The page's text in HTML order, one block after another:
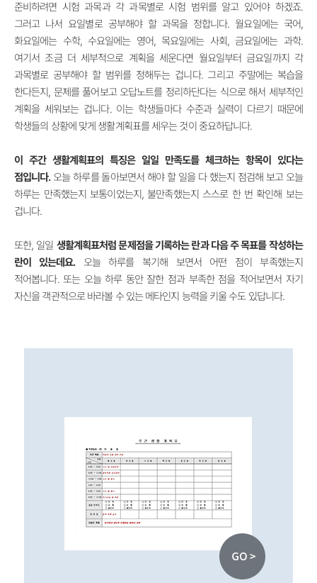
준비하려면 시험 과목과 각 과목별로 시험 범위를 알고 있어야 하겠죠.
그러고 나서 요일별로 공부해야 할 과목을 정합니다. 월요일에는 국어,
화요일에는 수학, 수요일에는 영어, 목요일에는 사회, 금요일에는 과학.
여기서 조금 더 세부적으로 계획을 세운다면 월요일부터 금요일까지 각
과목별로 공부해야 할 범위를 정해두는 겁니다. 그리고 주말에는 복습을
한다든지, 문제를 풀어보고 오답노트를 정리하단다는 식으로 해서 세부적인
계획을 세워보는 겁니다. 이는 학생들마다 수준과 실력이 다르기 때문에
학생들의 상황에 맞게 생활계획표를 세우는 것이 중요하답니다.
이 주간 생활계획표의 특징은 일일 만족도를 체크하는 항목이 있다는
점입니다.오늘 하루를 돌아보면서 해야 할 일을 다 했는지 점검해 보고 오늘
하루는 만족했는지 보통이었는지, 불만족했는지 스스로 한 번 확인해 보는
겁니다.
또한, 일일 생활계획표처럼 문제점을 기록하는 란과 다음 주 목표를 작성하는
란이 있는데요.오늘 하루를 복기해 보면서 어떤 점이 부족했는지
적어봅니다. 또는 오늘 하루 동안 잘한 점과 부족한 점을 적어보면서 자기
자신을 객관적으로 바라볼 수 있는 메타인지 능력을 키울 수도 있답니다.